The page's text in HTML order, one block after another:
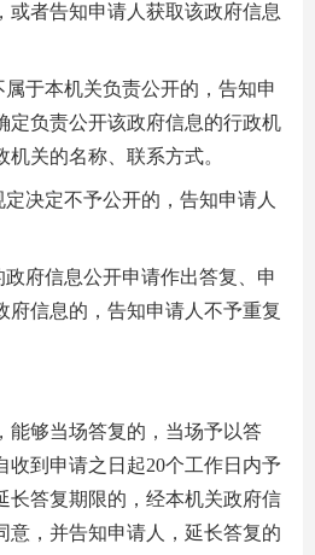
或者告知申请人获取该政府信息
于本机关负责公开的，告知申
定负责公开该政府信息的行政机
关的名称、联系方式。
决定不予公开的，告知申请人
府信息公开申请作出答复、申
府信息的，告知申请人不予重复
能够当场答复的，当场予以答
收到申请之日起20个工作日内予
长答复期限的，经本机关政府信
意，并告知申请人，延长答复的